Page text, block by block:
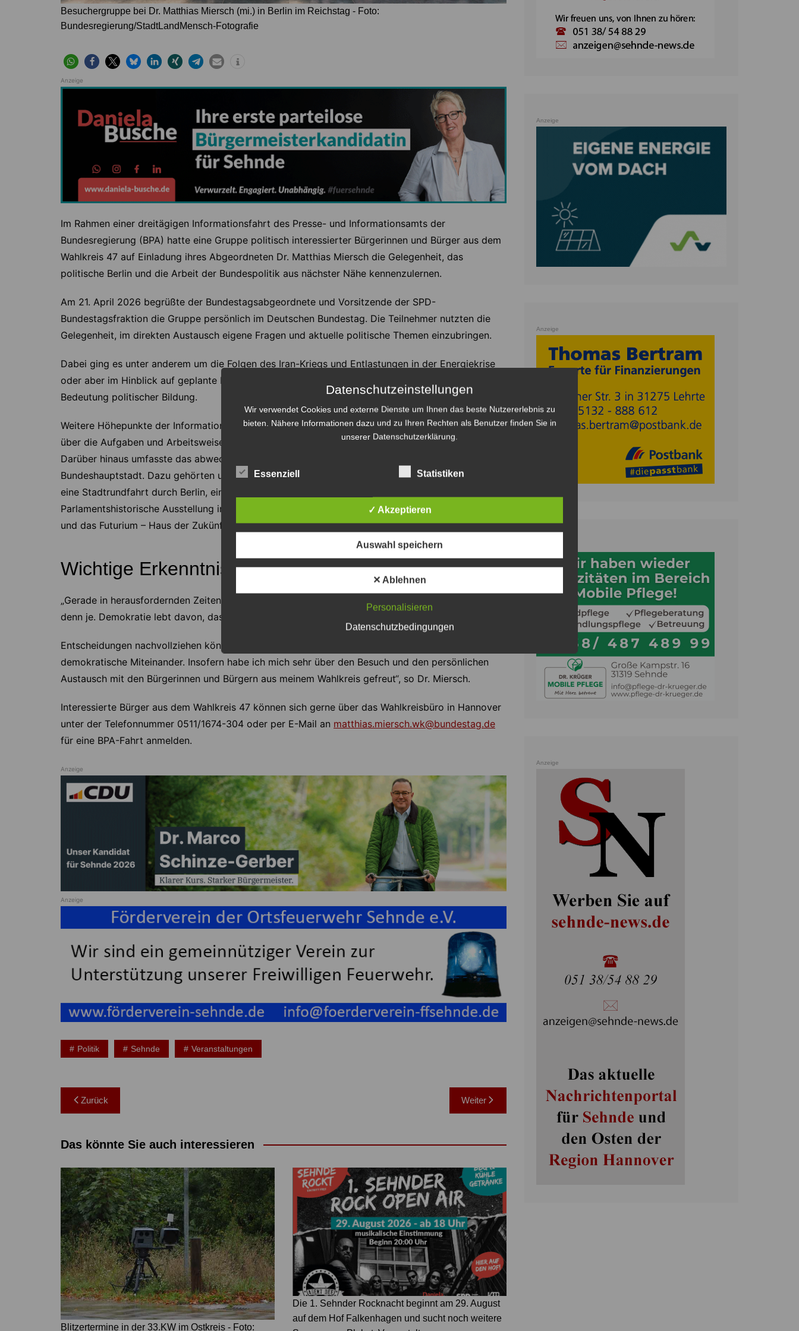
Besuchergruppe bei Dr. Matthias Miersch (mi.) in Berlin im Reichstag - Foto:
Bundesregierung/StadtLandMensch-Fotografie
Anzeige
Im Rahmen einer dreitägigen Informationsfahrt des Presse- und Informationsamts der
Bundesregierung (BPA) hatte eine Gruppe politisch interessierter Bürgerinnen und Bürger aus dem
Wahlkreis 47 auf Einladung ihres Abgeordneten Dr. Matthias Miersch die Gelegenheit, das
politische Berlin und die Arbeit der Bundespolitik aus nächster Nähe kennenzulernen.
Am 21. April 2026 begrüßte der Bundestagsabgeordnete und Vorsitzende der SPD-
Bundestagsfraktion die Gruppe persönlich im Deutschen Bundestag. Die Teilnehmer nutzten die
Gelegenheit, im direkten Austausch eigene Fragen und aktuelle politische Themen einzubringen.
Dabei ging es unter anderem um die Folgen des Iran-Kriegs und Entlastungen in der Energiekrise
oder aber im Hinblick auf geplante Kürzungen im Bundesprogramm „Demokratie leben!“ um die
Bedeutung politischer Bildung.
Weitere Höhepunkte der Informationsfahrt waren die Besichtigung des Plenarsaals, ein Vortrag
über die Aufgaben und Arbeitsweisen des Parlaments sowie der Besuch der Reichstagskuppel.
Darüber hinaus umfasste das abwechslungsreiche Programm zahlreiche weitere Stationen in der
Bundeshauptstadt. Dazu gehörten unter anderem das Denkmal für die ermordeten Juden Europas,
eine Stadtrundfahrt durch Berlin, ein Besuch im Bundesministerium der Verteidigung, die
Parlamentshistorische Ausstellung im Deutschen Dom, die Gedenkstätte Deutscher Widerstand
und das Futurium – Haus der Zukünfte.
Wichtige Erkenntnisse zur Demokratie
„Gerade in herausfordernden Zeiten ist der direkte Dialog zwischen Politik und Bürgern wichtiger
denn je. Demokratie lebt davon, dass Menschen sich informieren, mitdiskutieren und politische
Entscheidungen nachvollziehen können. Solche Begegnungen schaffen Vertrauen und stärken das
demokratische Miteinander. Insofern habe ich mich sehr über den Besuch und den persönlichen
Austausch mit den Bürgerinnen und Bürgern aus meinem Wahlkreis gefreut“, so Dr. Miersch.
Interessierte Bürger aus dem Wahlkreis 47 können sich gerne über das Wahlkreisbüro in Hannover
unter der Telefonnummer 0511/1674-304 oder per E-Mail an matthias.miersch.wk@bundestag.de
für eine BPA-Fahrt anmelden.
Anzeige
Anzeige
Politik Sehnde Veranstaltungen
Beitragsnavigation
Zurück Weiter
Das könnte Sie auch interessieren
Blitzertermine in der 33.KW im Ostkreis - Foto:
Die 1. Sehnder Rocknacht beginnt am 29. August
auf dem Hof Falkenhagen und sucht noch weitere
Anzeige
Anzeige
Anzeige
Datenschutzeinstellungen
Wir verwendet Cookies und externe Dienste um Ihnen das beste Nutzererlebnis zu
bieten. Nähere Informationen dazu und zu Ihren Rechten als Benutzer finden Sie in
unserer Datenschutzerklärung.
Essenziell Statistiken
✓ Akzeptieren
Auswahl speichern
✕ Ablehnen
Personalisieren
Datenschutzbedingungen